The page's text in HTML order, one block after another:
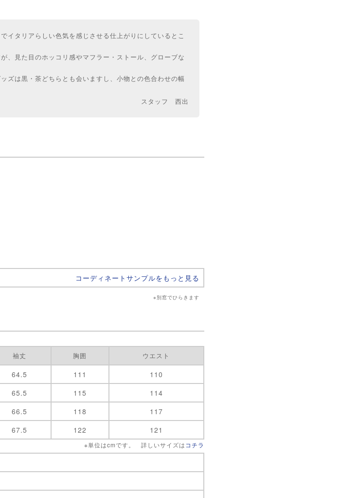
イタリアらしい色気を感じさせる仕上がりにしているとこ
、見た目のホッコリ感やマフラー・ストール、グローブな
ズは黒・茶どちらとも会いますし、小物との色合わせの幅
スタッフ 西出
コーディネートサンプルをもっと見る
※別窓でひらきます
袖丈 胸囲 ウエスト
64.5 111
110
65.5 115
114
66.5 118
117
67.5 122 121
※単位はcmです。 詳しいサイズは コチラ